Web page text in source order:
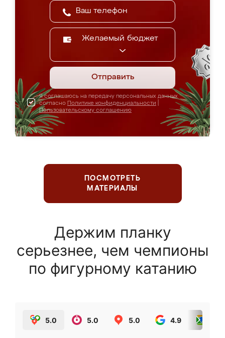
Желаемый бюджет
Отправить
Я соглашаюсь на передачу персональных данных
согласно Политике конфиденциальности
Пользовательскому соглашению
ПОСМОТРЕТЬ
МАТЕРИАЛЫ
Держим планку
серьезнее, чем чемпионы
по фигурному катанию
5.0 5.0 5.0 4.9